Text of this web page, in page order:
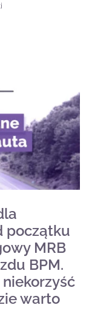
początku
MRB
BPM.
warto